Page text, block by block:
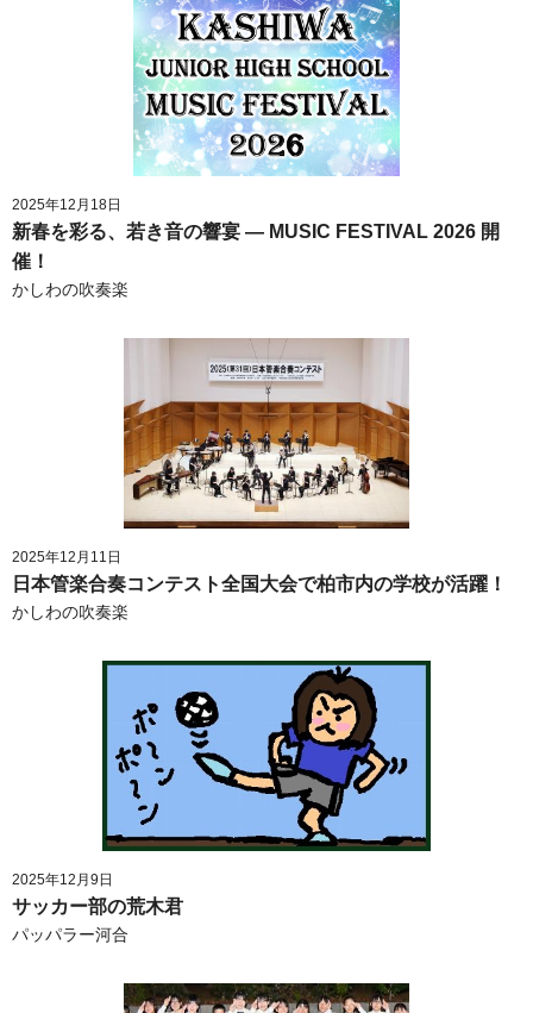
2025年12月18日
新春を彩る、若き音の響宴 ― MUSIC FESTIVAL 2026 開
催！
かしわの吹奏楽
2025年12月11日
日本管楽合奏コンテスト全国大会で柏市内の学校が活躍！
かしわの吹奏楽
2025年12月9日
サッカー部の荒木君
パッパラー河合